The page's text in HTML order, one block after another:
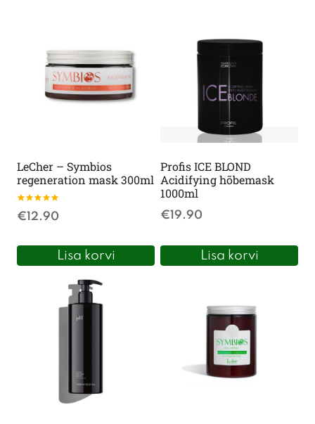
LeCher – Symbios
regeneration mask 300ml
Hinnanguga
5
€12.90
Lisa korvi
Profis ICE BLOND
Acidifying hõbemask
1000ml
€19.90
Lisa korvi